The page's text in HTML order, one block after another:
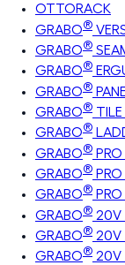
OTTORACK
GRABO®
GRABO®
GRABO®
GRABO®
GRABO®
GRABO®
GRABO® PRO
GRABO®
GRABO®
GRABO® 20V
GRABO® 20V
GRABO® 20V